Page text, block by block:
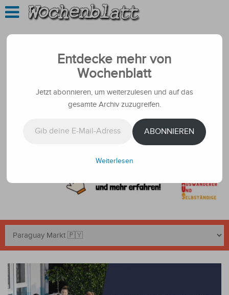
Entdecke mehr von
Wochenblatt
Jetzt abonnieren, um weiterzulesen und auf das
gesamte Archiv zuzugreifen.
ABONNIEREN
Weiterlesen